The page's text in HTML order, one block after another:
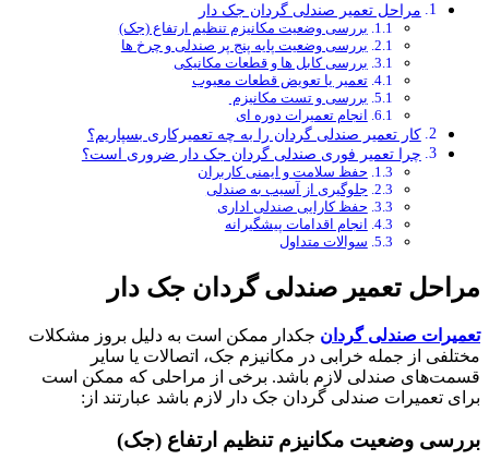
مراحل تعمیر صندلی گردان جک دار
بررسی وضعیت مکانیزم تنظیم ارتفاع (جک)
بررسی وضعیت پایه پنج پر صندلی و چرخ ها
بررسی کابل ها و قطعات مکانیکی
تعمیر یا تعویض قطعات معیوب
بررسی و تست مکانیزم
انجام تعمیرات دوره ای
کار تعمیر صندلی گردان را به چه تعمیرکاری بسپاریم؟
چرا تعمیر فوری صندلی گردان جک دار ضروری است؟
حفظ سلامت و ایمنی کاربران
جلوگیری از آسیب به صندلی
حفظ کارایی صندلی اداری
انجام اقدامات پیشگیرانه
سوالات متداول
مراحل تعمیر صندلی گردان جک دار
تعمیرات صندلی گردان جکدار ممکن است به دلیل بروز مشکلات
مختلفی از جمله خرابی در مکانیزم جک، اتصالات یا سایر
قسمت‌های صندلی لازم باشد. برخی از مراحلی که ممکن است
برای تعمیرات صندلی گردان جک دار لازم باشد عبارتند از:
بررسی وضعیت مکانیزم تنظیم ارتفاع (جک)